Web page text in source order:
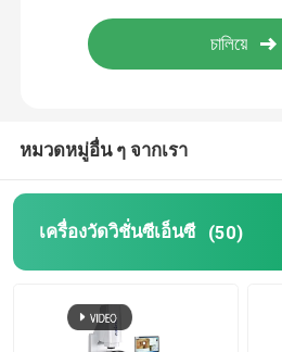
เครื่องฉายภาพแบบออปติคอล
เครื่องวัดพิกัดด้วยมือ
เครื่องวัดความเรียบ
หมวดหมู่อื่น ๆ จากเรา
เครื่องวัดวิชั่นซีเอ็นซี (50)